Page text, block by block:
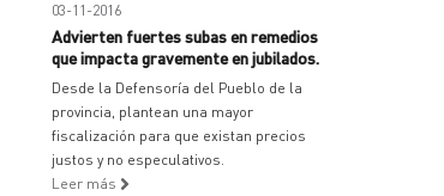
03-11-2016
Advierten fuertes subas en remedios
que impacta gravemente en jubilados.
Desde la Defensoría del Pueblo de la
provincia, plantean una mayor
fiscalización para que existan precios
justos y no especulativos.
Leer más